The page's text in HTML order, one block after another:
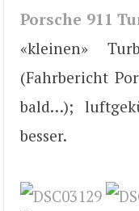
Porsche 911
«kleinen»
(Fahrbericht
bald…);
besser.